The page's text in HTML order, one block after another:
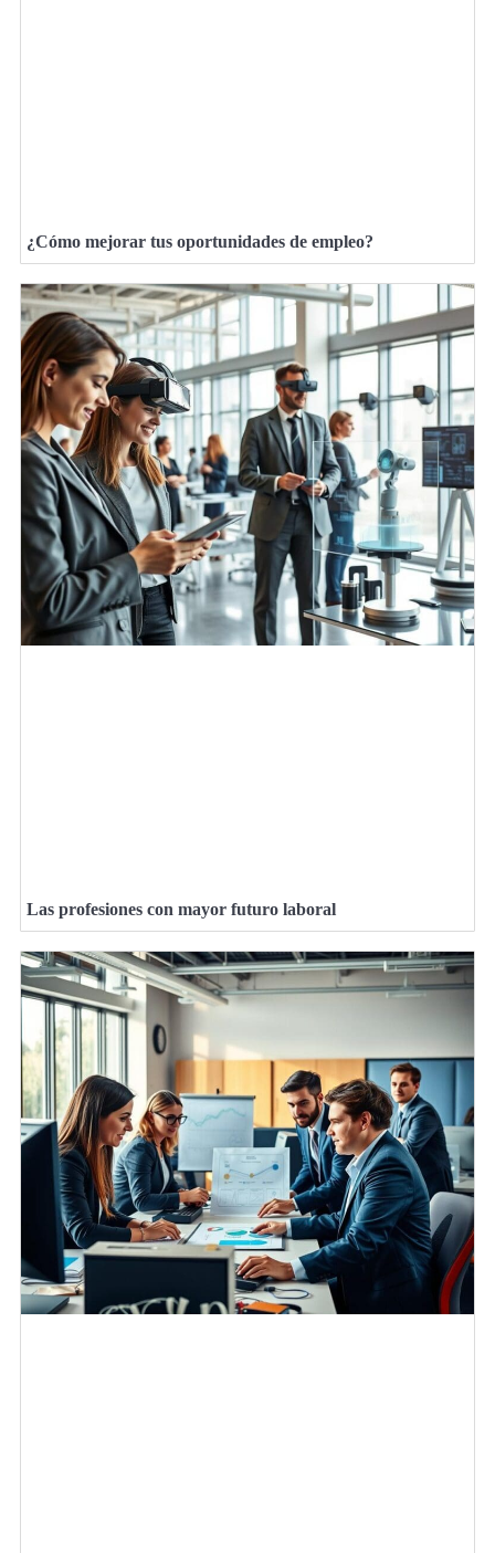
¿Cómo mejorar tus oportunidades de empleo?
Las profesiones con mayor futuro laboral